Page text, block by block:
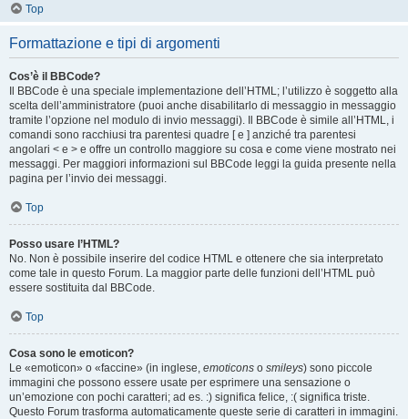
Top
Formattazione e tipi di argomenti
Cos’è il BBCode?
Il BBCode è una speciale implementazione dell’HTML; l’utilizzo è soggetto alla
scelta dell’amministratore (puoi anche disabilitarlo di messaggio in messaggio
tramite l’opzione nel modulo di invio messaggi). Il BBCode è simile all’HTML, i
comandi sono racchiusi tra parentesi quadre [ e ] anziché tra parentesi
angolari < e > e offre un controllo maggiore su cosa e come viene mostrato nei
messaggi. Per maggiori informazioni sul BBCode leggi la guida presente nella
pagina per l’invio dei messaggi.
Top
Posso usare l’HTML?
No. Non è possibile inserire del codice HTML e ottenere che sia interpretato
come tale in questo Forum. La maggior parte delle funzioni dell’HTML può
essere sostituita dal BBCode.
Top
Cosa sono le emoticon?
Le «emoticon» o «faccine» (in inglese, emoticons o smileys) sono piccole
immagini che possono essere usate per esprimere una sensazione o
un’emozione con pochi caratteri; ad es. :) significa felice, :( significa triste.
Questo Forum trasforma automaticamente queste serie di caratteri in immagini.